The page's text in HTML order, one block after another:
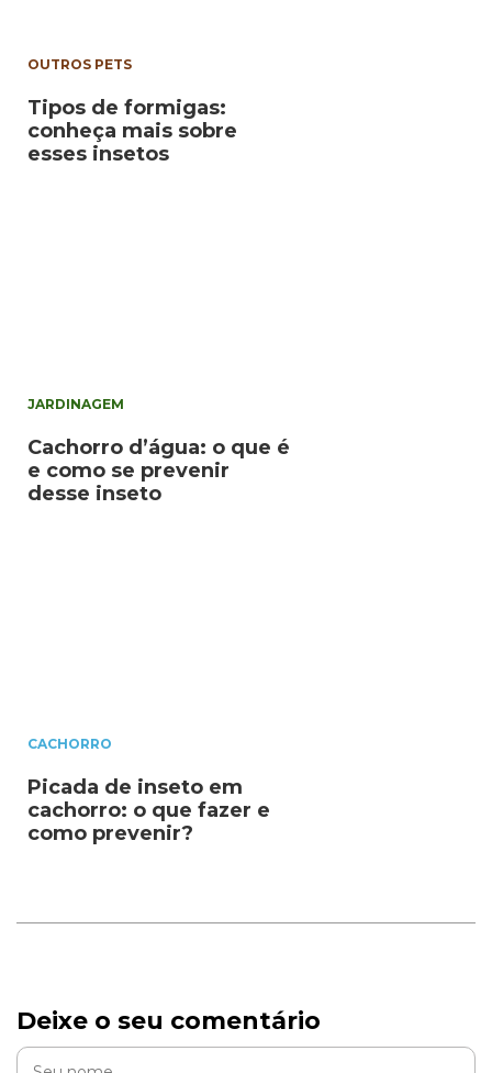
OUTROS PETS
Tipos de formigas:
conheça mais sobre
esses insetos
JARDINAGEM
Cachorro d’água: o que é
e como se prevenir
desse inseto
CACHORRO
Picada de inseto em
cachorro: o que fazer e
como prevenir?
Deixe o seu comentário